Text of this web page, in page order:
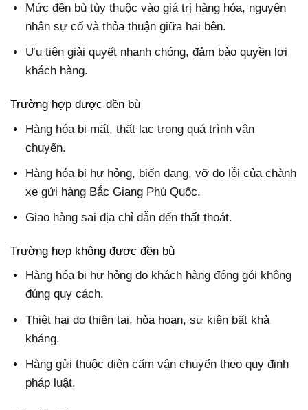
Mức đền bù tùy thuộc vào giá trị hàng hóa, nguyên
nhân sự cố và thỏa thuận giữa hai bên.
Ưu tiên giải quyết nhanh chóng, đảm bảo quyền lợi
khách hàng.
Trường hợp được đền bù
Hàng hóa bị mất, thất lạc trong quá trình vận
chuyển.
Hàng hóa bị hư hỏng, biến dạng, vỡ do lỗi của chành
xe gửi hàng Bắc Giang Phú Quốc.
Giao hàng sai địa chỉ dẫn đến thất thoát.
Trường hợp không được đền bù
Hàng hóa bị hư hỏng do khách hàng đóng gói không
đúng quy cách.
Thiệt hại do thiên tai, hỏa hoạn, sự kiện bất khả
kháng.
Hàng gửi thuộc diện cấm vận chuyển theo quy định
pháp luật.